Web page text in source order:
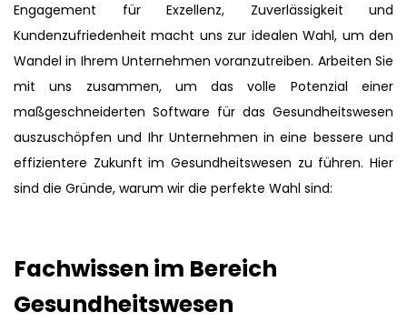
Engagement für Exzellenz, Zuverlässigkeit und
Kundenzufriedenheit macht uns zur idealen Wahl, um den
Wandel in Ihrem Unternehmen voranzutreiben. Arbeiten Sie
mit uns zusammen, um das volle Potenzial einer
maßgeschneiderten Software für das Gesundheitswesen
auszuschöpfen und Ihr Unternehmen in eine bessere und
effizientere Zukunft im Gesundheitswesen zu führen. Hier
sind die Gründe, warum wir die perfekte Wahl sind:
Fachwissen im Bereich
Gesundheitswesen